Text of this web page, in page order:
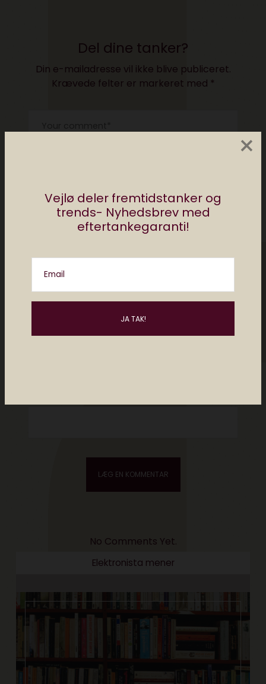
Vejlø deler fremtidstanker og
trends- Nyhedsbrev med
eftertankegaranti!
Email
×
Del dine tanker?
Din e-mailadresse vil ikke blive publiceret.
Krævede felter er markeret med *
No Comments Yet.
Elektronista mener